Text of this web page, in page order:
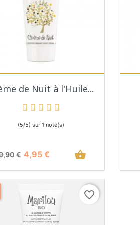
Aperçu rapide
de Nuit à l'Huile...
(5/5) sur 1 note(s)
de base
€ Prix
4,95 € shopping_basket
favorite_border